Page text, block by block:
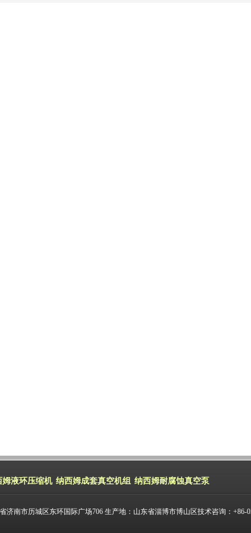
姆液环压缩机 纳西姆成套真空机组 纳西姆耐腐蚀真空泵
南市历城区东环国际广场706 生产地：山东省淄博市博山区技术咨询：+86-